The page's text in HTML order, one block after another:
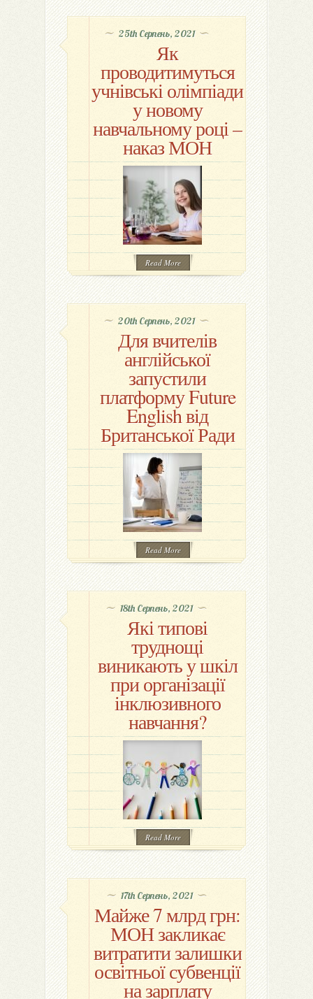
25th Серпень, 2021
Як
проводитимуться
учнівські олімпіади
у новому
навчальному році –
наказ МОН
Read More
20th Серпень, 2021
Для вчителів
англійської
запустили
платформу Future
English від
Британської Ради
Read More
18th Серпень, 2021
Які типові
труднощі
виникають у шкіл
при організації
інклюзивного
навчання?
Read More
17th Серпень, 2021
Майже 7 млрд грн:
МОН закликає
витратити залишки
освітньої субвенції
на зарплату